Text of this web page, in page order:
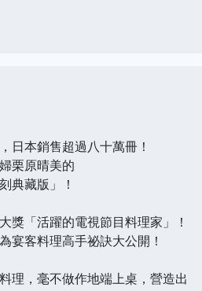
日本銷售超過八十萬冊！
栗原晴美的
典藏版」！
獎「活躍的電視節目料理家」！
宴客料理高手祕訣大公開！
理，毫不做作地端上桌，營造出